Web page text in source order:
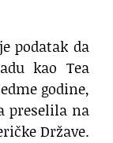
podatak da
kao Tea
godine,
preselila na
Države.